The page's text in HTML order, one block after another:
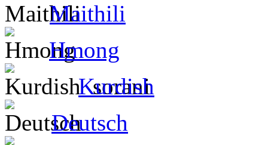
Maithili
Hmong
Kurdish
Deutsch